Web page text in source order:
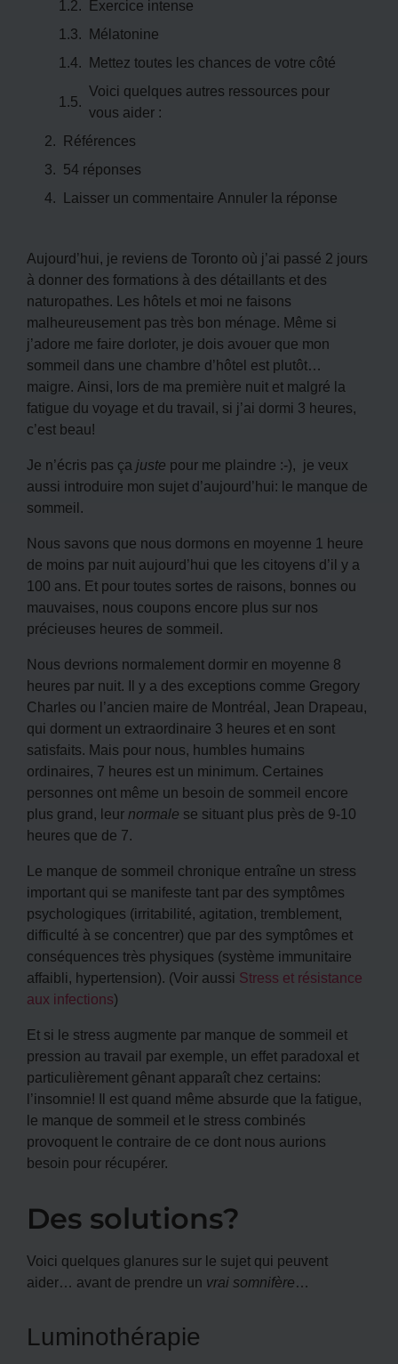
Exercice intense
Mélatonine
Mettez toutes les chances de votre côté
Voici quelques autres ressources pour
vous aider :
Références
54 réponses
Laisser un commentaire Annuler la réponse
Aujourd’hui, je reviens de Toronto où j’ai passé 2 jours
à donner des formations à des détaillants et des
naturopathes. Les hôtels et moi ne faisons
malheureusement pas très bon ménage. Même si
j’adore me faire dorloter, je dois avouer que mon
sommeil dans une chambre d’hôtel est plutôt…
maigre. Ainsi, lors de ma première nuit et malgré la
fatigue du voyage et du travail, si j’ai dormi 3 heures,
c’est beau!
Je n’écris pas çajuste pour me plaindre :-), je veux
aussi introduire mon sujet d’aujourd’hui: le manque de
sommeil.
Nous savons que nous dormons en moyenne 1 heure
de moins par nuit aujourd’hui que les citoyens d’il y a
100 ans. Et pour toutes sortes de raisons, bonnes ou
mauvaises, nous coupons encore plus sur nos
précieuses heures de sommeil.
Nous devrions normalement dormir en moyenne 8
heures par nuit. Il y a des exceptions comme Gregory
Charles ou l’ancien maire de Montréal, Jean Drapeau,
qui dorment un extraordinaire 3 heures et en sont
satisfaits. Mais pour nous, humbles humains
ordinaires, 7 heures est un minimum. Certaines
personnes ont même un besoin de sommeil encore
plus grand, leurnormale se situant plus près de 9-10
heures que de 7.
Le manque de sommeil chronique entraîne un stress
important qui se manifeste tant par des symptômes
psychologiques (irritabilité, agitation, tremblement,
difficulté à se concentrer) que par des symptômes et
conséquences très physiques (système immunitaire
affaibli, hypertension). (Voir aussi Stress et résistance
aux infections)
Et si le stress augmente par manque de sommeil et
pression au travail par exemple, un effet paradoxal et
particulièrement gênant apparaît chez certains:
l’insomnie! Il est quand même absurde que la fatigue,
le manque de sommeil et le stress combinés
provoquent le contraire de ce dont nous aurions
besoin pour récupérer.
Des solutions?
Voici quelques glanures sur le sujet qui peuvent
aider… avant de prendre un vrai somnifère…
Luminothérapie